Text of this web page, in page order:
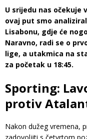
U srijedu nas očekuje
ovaj put smo
Lisabonu, gdje će
Naravno, radi se o
lige, a utakmica na
za početak u 18:45.
Sporting:
protiv
Nakon dužeg vremena,